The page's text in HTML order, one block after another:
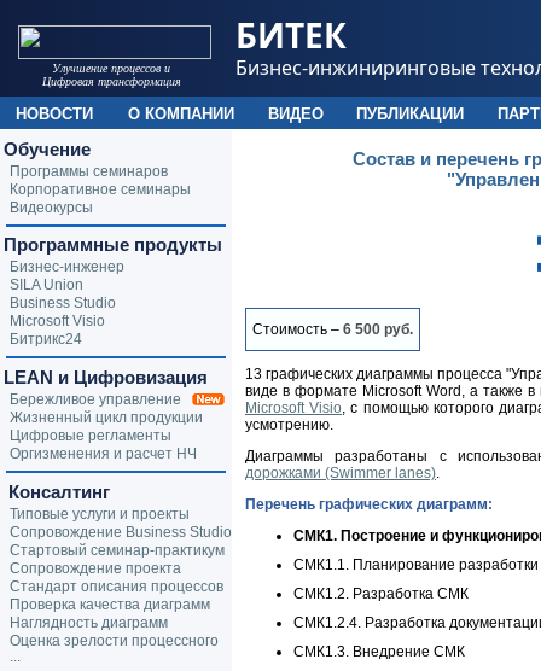
Состав и перечень
Стоимость – 6 500 руб.
13 графических диаграммы процесса
виде в формате Microsoft Word, а также
Microsoft Visio, с помощью которого
усмотрению.
Диаграммы разработаны с
дорожками (Swimmer lanes).
Перечень графических диаграмм:
СMК1. Построение и
СMК1.1. Планирование
СMК1.2. Разработка СМК
СMК1.2.4. Разработка
СMК1.3. Внедрение СМК
Обучение
Программы семинаров
Корпоративное семинары
Видеокурсы
Программные продукты
Бизнес-инженер
SILA Union
Business Studio
Microsoft Visio
Битрикс24
LEAN и Цифровизация
Бережливое управление
Жизненный цикл продукции
Цифровые регламенты
Оргизменения и расчет НЧ
Консалтинг
Типовые услуги и проекты
Сопровождение Business Studio
Стартовый семинар-практикум
Сопровождение проекта
Стандарт описания процессов
Проверка качества диаграмм
Наглядность диаграмм
Оценка зрелости процессного
...
Улучшение процессов и
Цифровая трансформация
БИТЕК
Бизнес-инжиниринговые
НОВОСТИ О КОМПАНИИ ВИДЕО ПУБЛИКАЦИИ